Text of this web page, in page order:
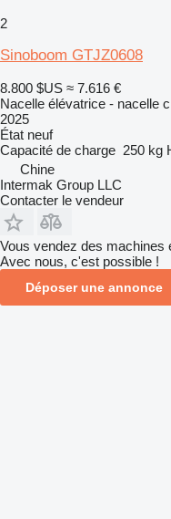
2
Sinoboom GTJZ0608
8.800 $US ≈ 7.616 €
Nacelle élévatrice - nacelle
2025
État neuf
Capacité de charge 250 kg
Chine
Intermak Group LLC
Contacter le vendeur
Vous vendez des machines
Avec nous, c'est possible !
Déposer une annonce